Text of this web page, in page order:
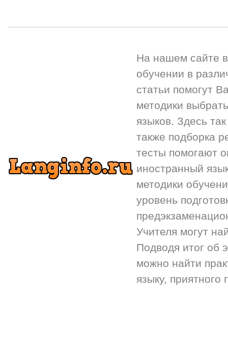
На нашем сайте
обучении в
статьи помогут
методики
языков. Здесь
также подборка
тесты помогают
иностранный
методики
уровень
Учителя могут
Подводя итог об
можно найти
языку,